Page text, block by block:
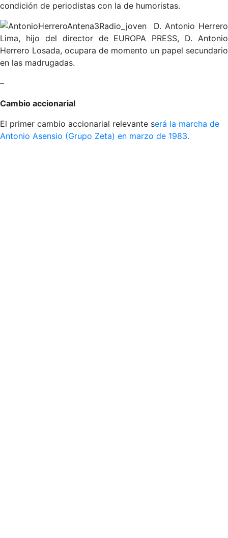
condición de periodistas con la de humoristas.
D. Antonio Herrero
Lima, hijo del director de EUROPA PRESS, D. Antonio
Herrero Losada, ocupara de momento un papel secundario
en las madrugadas.
–
Cambio accionarial
El primer cambio accionarial relevante será la marcha de
Antonio Asensio (Grupo Zeta) en marzo de 1983.